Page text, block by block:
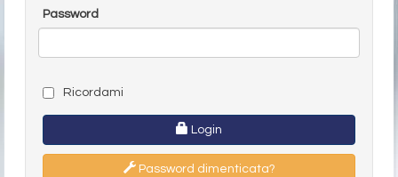
Password
Ricordami
Login
Password dimenticata?